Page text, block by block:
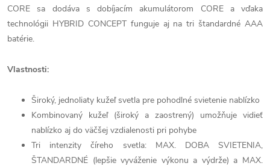
CORE sa dodáva s dobíjacím akumulátorom CORE a vďaka
technológii HYBRID CONCEPT funguje aj na tri štandardné AAA
batérie.
Vlastnosti:
Široký, jednoliaty kužeľ svetla pre pohodlné svietenie nablízko
Kombinovaný kužeľ (široký a zaostrený) umožňuje vidieť
nablízko aj do väčšej vzdialenosti pri pohybe
Tri intenzity číreho svetla: MAX. DOBA SVIETENIA,
ŠTANDARDNÉ (lepšie vyváženie výkonu a výdrže) a MAX.